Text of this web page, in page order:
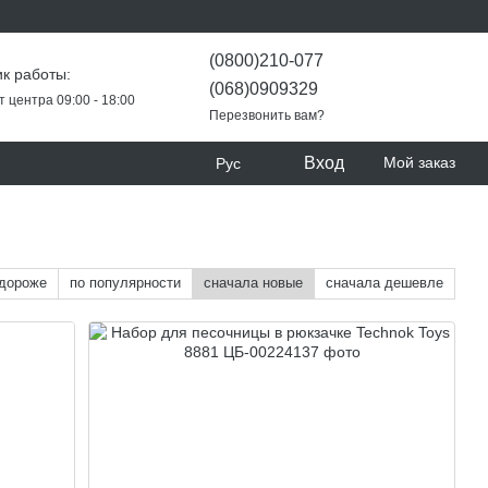
работы:
центра 09:00 - 18:00
(0800)210-077
(068)0909329
Перезвонить вам?
Рус Вход Мой заказ
по популярности сначала новые сначала дешевле